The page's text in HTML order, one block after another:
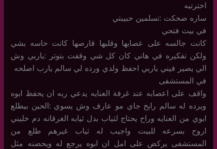
اخترتيه
ساره ضحكت :تسلمين حبيبتي
في بيت فتحي
كانت جالسه على عصابها وقلبها قارصها كانت حاسه بشي
ولكن تفكيره في هاني كان كل شي وقفت بتوتر :ياربي وش
الي يصير فيني ياربي احفظ ولدي ورده لي سالم يارب اصلحه
في المستشفى
واقف على اعصابه عند غرفة العنايه يدعي ربه ان يحفظ ابوه
ويرده له سالم رايح جاي مو عارف وش يسوي :الحين بيطلع
ابوي من العنايه وراح يحتاج لثياب بدل ثيابه الغرقانه دم خليني
اروح بسرعه للبيت واجيب له ثياب غيرهم طلع من
المستشفى يركض على امل ان ابوه يرجع له ويحضنه مثل